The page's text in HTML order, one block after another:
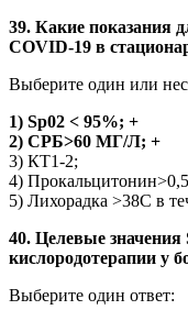
39. Какие показания
COVID-19 в
Выберите один или
1) Sp02 < 95%; +
2) СРБ>60 МГ/Л; +
3) КТ1-2;
4)
5) Лихорадка >38С в
40. Целевые значения
кислородотерапии у
Выберите один ответ: